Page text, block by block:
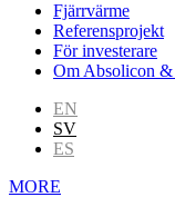
Fjärrvärme
Referensprojekt
För investerare
Om Absolicon
EN
SV
ES
MORE